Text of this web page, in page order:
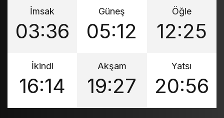
İmsak
03:36
Güneş
05:12
Öğle
12:25
İkindi
16:14
Akşam
19:27
Yatsı
20:56